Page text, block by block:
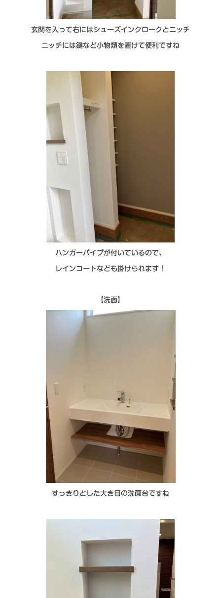
玄関を入って右にはシューズインクロークとニッチ
ニッチには鍵など小物類を置けて便利ですね
ハンガーパイプが付いているので、
レインコートなども掛けられます！
【洗面】
すっきりとした大き目の洗面台ですね